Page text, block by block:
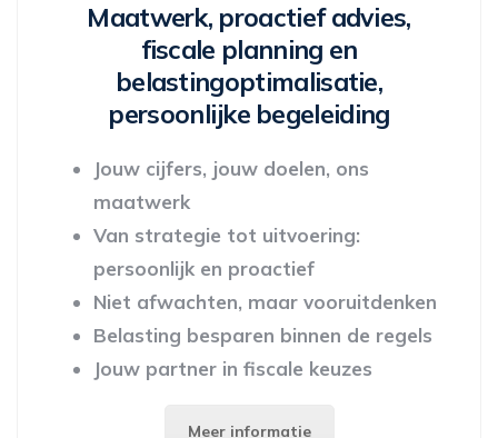
Maatwerk, proactief advies,
fiscale planning en
belastingoptimalisatie,
persoonlijke begeleiding
Jouw cijfers, jouw doelen, ons
maatwerk
Van strategie tot uitvoering:
persoonlijk en proactief
Niet afwachten, maar vooruitdenken
Belasting besparen binnen de regels
Jouw partner in fiscale keuzes
Meer informatie